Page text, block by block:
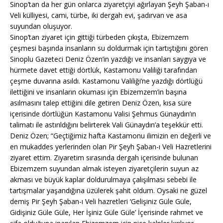
Sinop’tan da her gün onlarca ziyaretçiyi ağırlayan Şeyh Şaban-ı
Veli külliyesi, cami, türbe, iki dergah evi, şadırvan ve asa
suyundan oluşuyor.
Sinop’tan ziyaret için gittiği türbeden çıkışta, Ebizemzem
çeşmesi başında insanların su doldurmak için tartıştığını gören
Sinoplu Gazeteci Deniz Özen’in yazdığı ve insanları saygıya ve
hürmete davet ettiği dörtlük, Kastamonu Valiliği tarafından
çeşme duvarına asıldı. Kastamonu Valiliği’ne yazdığı dörtlüğü
ilettiğini ve insanların okuması için Ebizemzem’in başına
asılmasını talep ettiğini dile getiren Deniz Özen, kısa süre
içerisinde dörtlüğün Kastamonu Valisi Şehmus Günaydın’ın
talimatı ile astırıldığını belirterek Vali Günaydın’a teşekkür etti.
Deniz Özen; “Geçtiğimiz hafta Kastamonu ilimizin en değerli ve
en mukaddes yerlerinden olan Pir Şeyh Şaban-ı Veli Hazretlerini
ziyaret ettim. Ziyaretim sırasında dergah içerisinde bulunan
Ebizemzem suyundan almak isteyen ziyaretçilerin suyun az
akması ve büyük kaplar doldurulmaya çalışılması sebebi ile
tartışmalar yaşandığına üzülerek şahit oldum. Oysaki ne güzel
demiş Pir Şeyh Şaban-ı Veli hazretleri ‘Gelişiniz Güle Güle,
Gidişiniz Güle Güle, Her İşiniz Güle Güle’ İçerisinde rahmet ve